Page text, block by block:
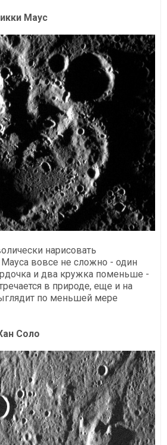
Маус
нарисовать
вовсе не сложно - один
и два кружка поменьше -
в природе, еще и на
по меньшей мере
Соло